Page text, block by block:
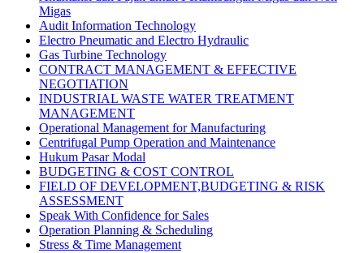
Migas
Audit Information Technology
Electro Pneumatic and Electro Hydraulic
Gas Turbine Technology
CONTRACT MANAGEMENT & EFFECTIVE
NEGOTIATION
INDUSTRIAL WASTE WATER TREATMENT
MANAGEMENT
Operational Management for Manufacturing
Centrifugal Pump Operation and Maintenance
Hukum Pasar Modal
BUDGETING & COST CONTROL
FIELD OF DEVELOPMENT,BUDGETING & RISK
ASSESSMENT
Speak With Confidence for Sales
Operation Planning & Scheduling
Stress & Time Management